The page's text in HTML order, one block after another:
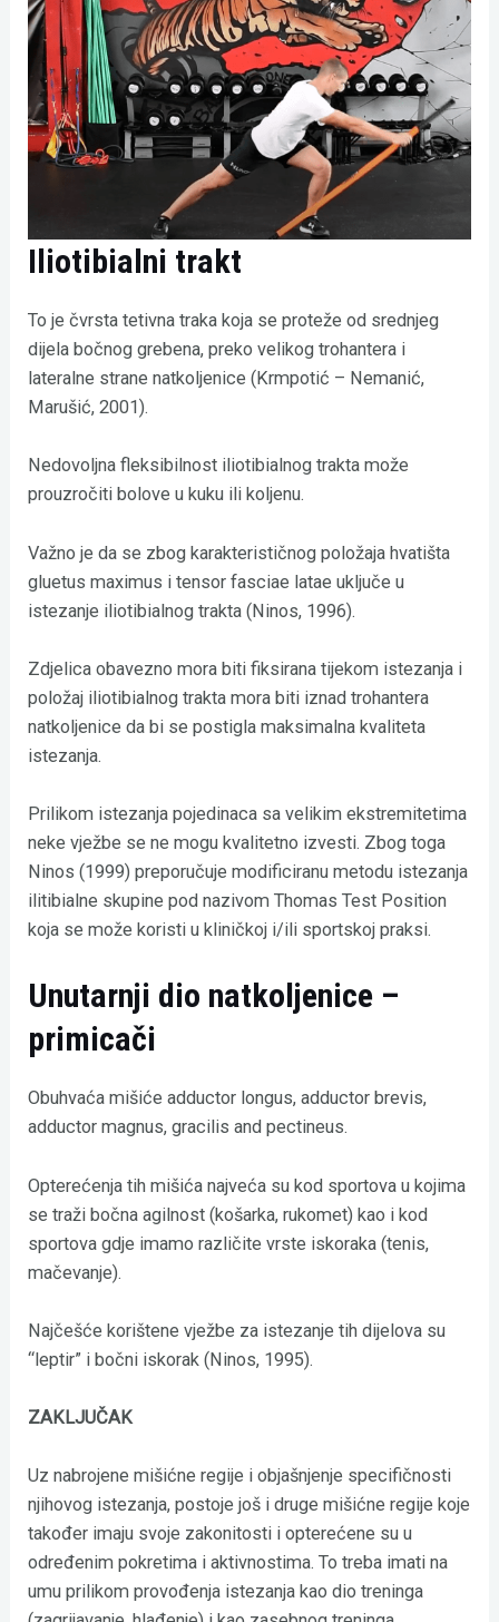
Iliotibialni trakt
To je čvrsta tetivna traka koja se proteže od srednjeg
dijela bočnog grebena, preko velikog trohantera i
lateralne strane natkoljenice (Krmpotić – Nemanić,
Marušić, 2001).
Nedovoljna fleksibilnost iliotibialnog trakta može
prouzročiti bolove u kuku ili koljenu.
Važno je da se zbog karakterističnog položaja hvatišta
gluetus maximus i tensor fasciae latae uključe u
istezanje iliotibialnog trakta (Ninos, 1996).
Zdjelica obavezno mora biti fiksirana tijekom istezanja i
položaj iliotibialnog trakta mora biti iznad trohantera
natkoljenice da bi se postigla maksimalna kvaliteta
istezanja.
Prilikom istezanja pojedinaca sa velikim ekstremitetima
neke vježbe se ne mogu kvalitetno izvesti. Zbog toga
Ninos (1999) preporučuje modificiranu metodu istezanja
ilitibialne skupine pod nazivom Thomas Test Position
koja se može koristi u kliničkoj i/ili sportskoj praksi.
Unutarnji dio natkoljenice –
primicači
Obuhvaća mišiće adductor longus, adductor brevis,
adductor magnus, gracilis and pectineus.
Opterećenja tih mišića najveća su kod sportova u kojima
se traži bočna agilnost (košarka, rukomet) kao i kod
sportova gdje imamo različite vrste iskoraka (tenis,
mačevanje).
Najčešće korištene vježbe za istezanje tih dijelova su
“leptir” i bočni iskorak (Ninos, 1995).
ZAKLJUČAK
Uz nabrojene mišićne regije i objašnjenje specifičnosti
njihovog istezanja, postoje još i druge mišićne regije koje
također imaju svoje zakonitosti i opterećene su u
određenim pokretima i aktivnostima. To treba imati na
umu prilikom provođenja istezanja kao dio treninga